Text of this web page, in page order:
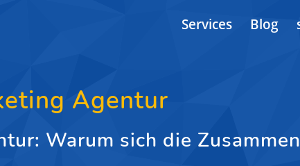
Services Blog
Agentur
Warum sich die